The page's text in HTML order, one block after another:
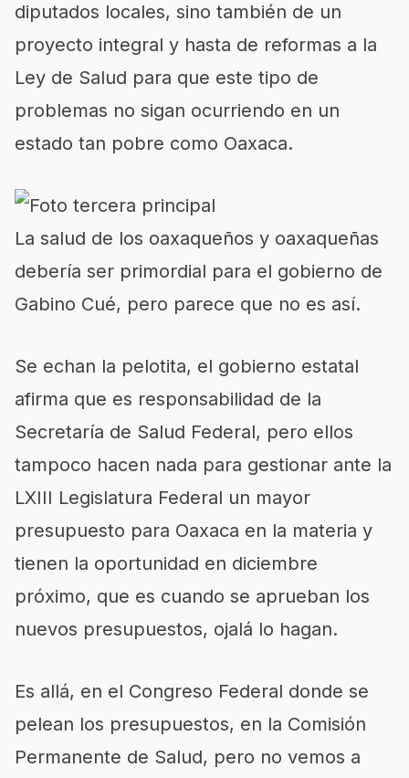
diputados locales, sino también de un
proyecto integral y hasta de reformas a la
Ley de Salud para que este tipo de
problemas no sigan ocurriendo en un
estado tan pobre como Oaxaca.
La salud de los oaxaqueños y oaxaqueñas
debería ser primordial para el gobierno de
Gabino Cué, pero parece que no es así.
Se echan la pelotita, el gobierno estatal
afirma que es responsabilidad de la
Secretaría de Salud Federal, pero ellos
tampoco hacen nada para gestionar ante la
LXIII Legislatura Federal un mayor
presupuesto para Oaxaca en la materia y
tienen la oportunidad en diciembre
próximo, que es cuando se aprueban los
nuevos presupuestos, ojalá lo hagan.
Es allá, en el Congreso Federal donde se
pelean los presupuestos, en la Comisión
Permanente de Salud, pero no vemos a